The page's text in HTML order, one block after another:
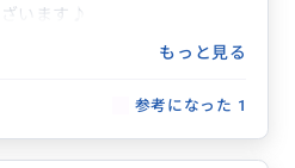
います♪
もっと見る
参考になった 1